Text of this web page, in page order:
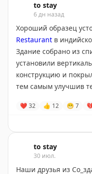
to stay
6 дн назад
Хороший образец
Restaurant в
Здание собрано из
установили
конструкцию и
тем самым улучшив
индустриальный
#Индия #рестораны
❤ 32 👍 12 😁 7
to stay
30 июл.
Наши друзья из